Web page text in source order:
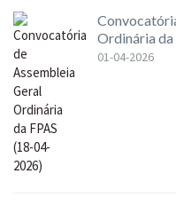
Ordinária
01-04-2026